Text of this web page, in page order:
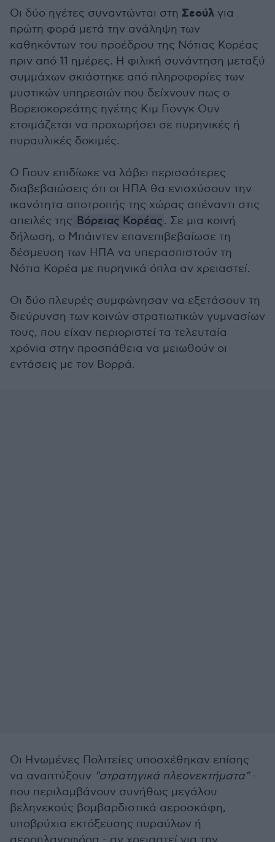
Οι δύο ηγέτες συναντώνται στη Σεούλ για
πρώτη φορά μετά την ανάληψη των
καθηκόντων του προέδρου της Νότιας Κορέας
πριν από 11 ημέρες. Η φιλική συνάντηση μεταξύ
συμμάχων σκιάστηκε από πληροφορίες των
μυστικών υπηρεσιών που δείχνουν πως ο
Βορειοκορεάτης ηγέτης Κιμ Γιονγκ Ουν
ετοιμάζεται να προχωρήσει σε πυρηνικές ή
πυραυλικές δοκιμές.
Ο Γιουν επιδίωκε να λάβει περισσότερες
διαβεβαιώσεις ότι οι ΗΠΑ θα ενισχύσουν την
ικανότητα αποτροπής της χώρας απέναντι στις
απειλές της Βόρειας Κορέας. Σε μια κοινή
δήλωση, ο Μπάιντεν επανεπιβεβαίωσε τη
δέσμευση των ΗΠΑ να υπερασπιστούν τη
Νότια Κορέα με πυρηνικά όπλα αν χρειαστεί.
Οι δύο πλευρές συμφώνησαν να εξετάσουν τη
διεύρυνση των κοινών στρατιωτικών γυμνασίων
τους, που είχαν περιοριστεί τα τελευταία
χρόνια στην προσπάθεια να μειωθούν οι
εντάσεις με τον Βορρά.
Οι Ηνωμένες Πολιτείες υποσχέθηκαν επίσης
να αναπτύξουν "στρατηγικά πλεονεκτήματα"-
που περιλαμβάνουν συνήθως μεγάλου
βεληνεκούς βομβαρδιστικά αεροσκάφη,
υποβρύχια εκτόξευσης πυραύλων ή